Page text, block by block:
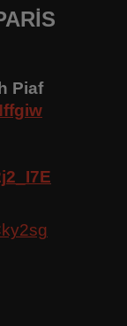
Piaf